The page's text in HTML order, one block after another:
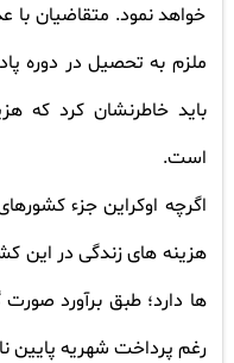
خواهد نمود. متقاضیان با
است.
اگرچه اوکراین جزء
هزینه های زندگی در این